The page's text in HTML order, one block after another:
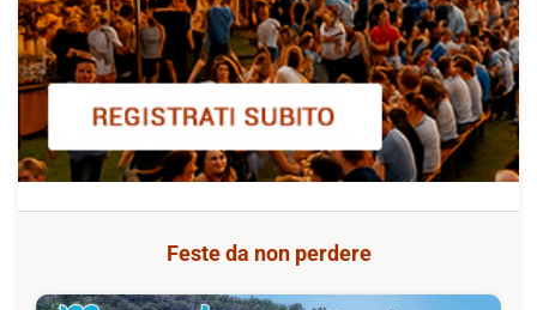
Feste da non perdere